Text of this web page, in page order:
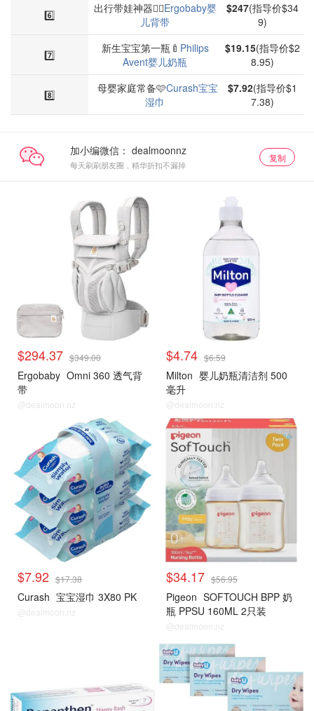
6️⃣ 出行带娃神器🚶‍♀️Ergobaby婴
儿背带
$247(指导价$34
9)
7️⃣ 新生宝宝第一瓶🍼 Philips
Avent婴儿奶瓶
$19.15(指导价$2
8.95)
8️⃣ 母婴家庭常备🩷Curash宝宝
湿巾
$7.92(指导价$1
7.38)
加小编微信：
每天刷刷朋友圈，精华折扣不漏掉
复制
$294.37 $349.00
Ergobaby Omni 360 透气背
带
@dealmoon.nz
$4.74 $6.59
Milton 婴儿奶瓶清洁剂 500
毫升
@dealmoon.nz
$7.92 $17.38
Curash 宝宝湿巾 3X80 PK
@dealmoon.nz
$34.17 $56.95
Pigeon SOFTOUCH BPP 奶
瓶 PPSU 160ML 2只装
@dealmoon.nz